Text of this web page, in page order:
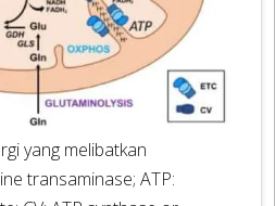
yang melibatkan
transaminase; ATP: